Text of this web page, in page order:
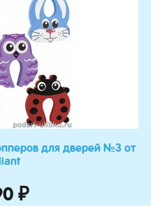
для дверей №3 от
₽